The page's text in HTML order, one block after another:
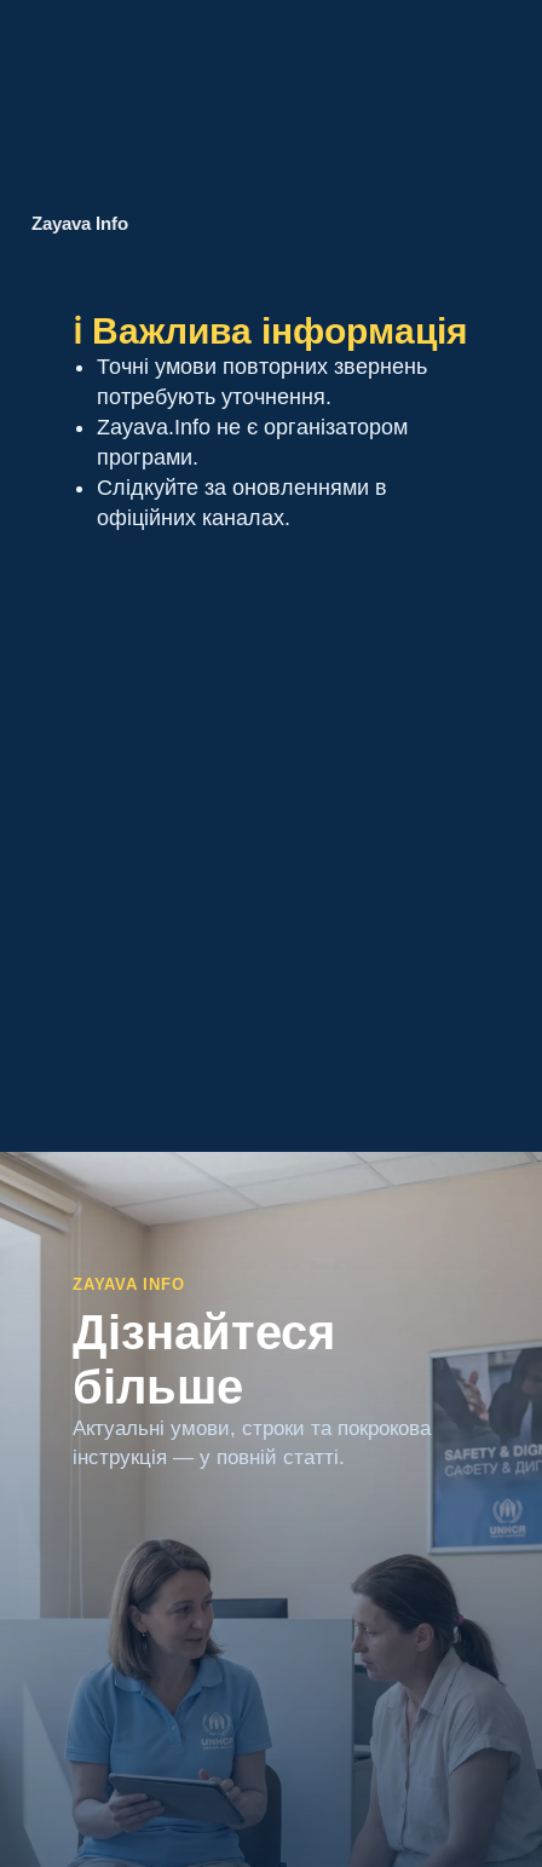
Zayava Info
ℹ️ Важлива інформація
Точні умови повторних звернень
потребують уточнення.
Zayava.Info не є організатором
програми.
Слідкуйте за оновленнями в
офіційних каналах.
ZAYAVA INFO
Дізнайтеся
більше
Актуальні умови, строки та покрокова
інструкція — у повній статті.